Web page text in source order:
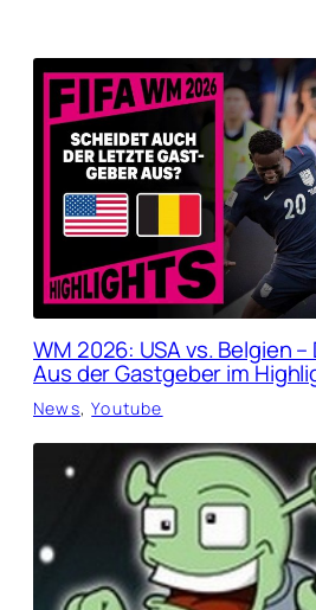
WM 2026: USA vs. Belgien
Aus der Gastgeber im
News, Youtube